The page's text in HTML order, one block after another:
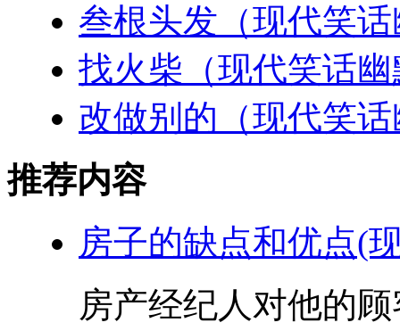
叁根头发（现代笑
找火柴（现代笑话
改做别的（现代笑
推荐内容
房子的缺点和优点(
房产经纪人对他的